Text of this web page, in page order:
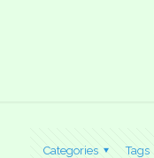
Categories Tags